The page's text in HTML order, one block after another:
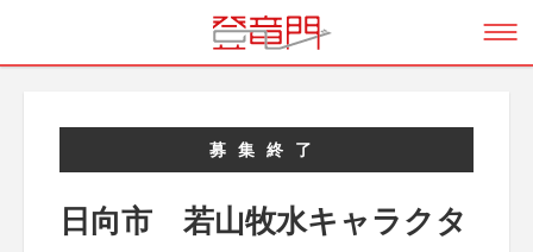
募集終了
日向市 若山牧水キャラクタ